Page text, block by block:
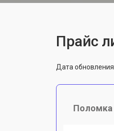
Прайс
Дата
Поломка